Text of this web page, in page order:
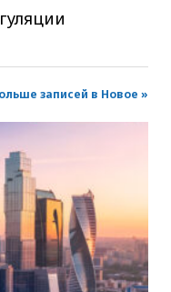
записей в Новое »